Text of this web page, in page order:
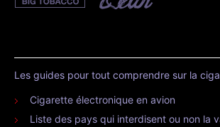
Les guides pour tout comprendre sur la
Cigarette électronique en avion
Liste des pays qui interdisent ou non la